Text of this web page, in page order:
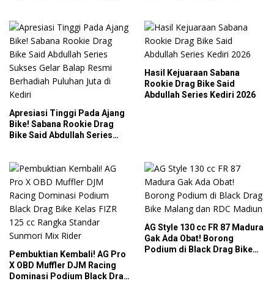
Apresiasi Tinggi Pada Ajang
Bike! Sabana Rookie Drag
Bike Said Abdullah Series
Kediri
Hasil Kejuaraan Sabana
Rookie Drag Bike Said
Abdullah Series Kediri 2026
Pembuktian Kembali! AG Pro
X OBD Muffler DJM Racing
Dominasi Podium Black Drag
AG Style 130 cc FR 87 Madura
Gak Ada Obat! Borong
Podium di Black Drag Bike